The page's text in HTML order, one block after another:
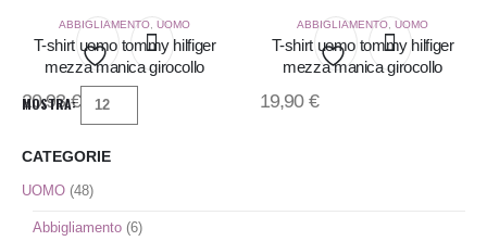
Aggiungi
alla
ABBIGLIAMENTO UOMO
T-shirt uomo tommy hilfiger
mezza manica girocollo
20,93€
Aggiungi
ABBIGLIAMENTO UOMO
T-shirt uomo tommy hilfiger
mezza manica girocollo
19,90 €
MOSTRA:
CATEGORIE
UOMO (48)
Abbigliamento (6)